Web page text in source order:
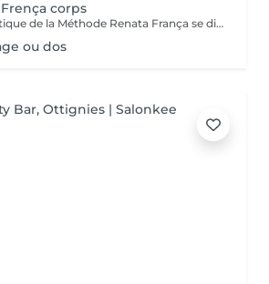
corps
Le drainage lymphatique de la Méthode Renata França se distingue des techniques traditionnelles par son toucher précis, avec un rythme, des pressions, des pompages et des manuvres qui permettent d'obtenir des résultats esthétiques visibles dès la première séance. La technique stimule la circulation sanguine, réduit les gonflements (dèmes) et favorise l'élimination des toxines. Son traitement continu permet d'affiner considérablement la silhouette et de réduire l'aspect de la cellulite, tout en renforçant le système immunitaire. Detoxifie et revitalise le corps en stimulant la circulation lymphatique. Réduit la rétention d'eau et l'aspect peau d'orange. Favorise une silhouette plus sculptée et affinée. Offre une sensation immédiate de légèreté et de bien-être. Il est recommandé de faire les 2 premières séances espacée d'une semaine afin de donner un coup de boost à l'organisme et relancer le système avant même que la rétention ne se réinstalle. Pour la suite nous pouvons espacer de 1 à 3 semaines en fonction de la manière à laquelle votre corps réagit au drainage.
ou dos